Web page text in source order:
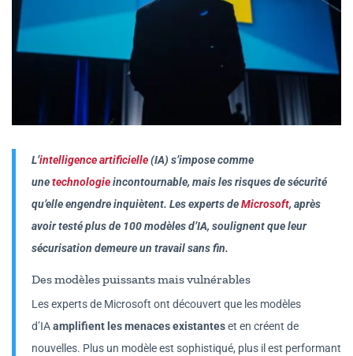
L’intelligence artificielle(IA) s’impose comme
unetechnologieincontournable, mais les risques de sécurité
qu’elle engendre inquiètent. Les experts deMicrosoft, après
avoir testé plus de 100 modèles d’IA, soulignent que leur
sécurisation demeure un travail sans fin.
Des modèles puissants mais vulnérables
Les experts de Microsoft ont découvert que les modèles
d’IAamplifient les menaces existanteset en créent de
nouvelles. Plus un modèle est sophistiqué, plus il est performant